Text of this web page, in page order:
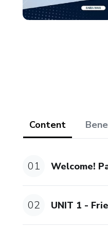
Content
01 Welcome!
02 UNIT 1 -